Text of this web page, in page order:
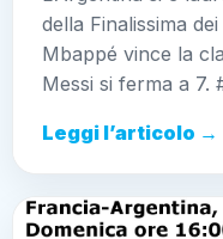
della Finalissima
Mbappé vince la
Messi si ferma a 7.
Leggi l’articolo →